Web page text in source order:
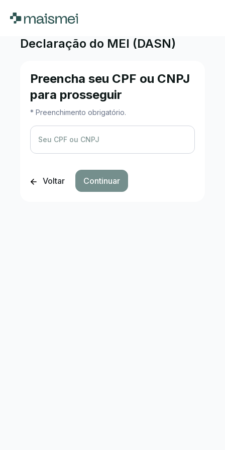
Declaração do MEI (DASN)
Preencha seu CPF ou CNPJ
para prosseguir
* Preenchimento obrigatório.
Seu CPF ou CNPJ
Voltar Continuar